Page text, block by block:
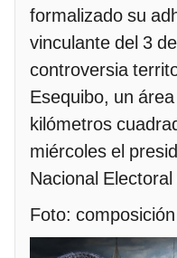
formalizado su
vinculante del 3
controversia
Esequibo, un
kilómetros
miércoles el
Nacional
Foto: